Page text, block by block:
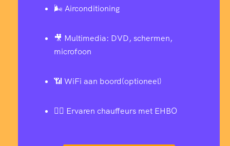
🌬️ Airconditioning
🎥 Multimedia: DVD, schermen,
microfoon
📶 WiFi aan boord(optioneel)
👨‍✈️ Ervaren chauffeurs met EHBO